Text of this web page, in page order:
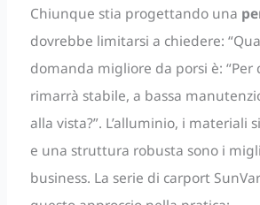
Chiunque stia progettando una
dovrebbe limitarsi a chiedere:
domanda migliore da porsi è:
rimarrà stabile, a bassa
alla vista?”. L’alluminio, i materiali
e una struttura robusta sono i
business. La serie di carport